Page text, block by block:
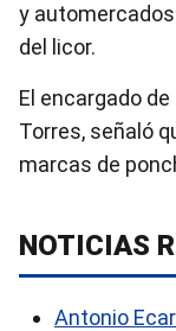
y
del licor.
El encargado
Torres, señaló
marcas de
NOTICIAS
Antonio